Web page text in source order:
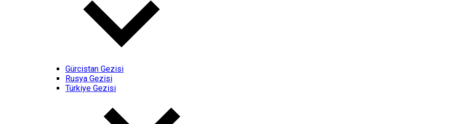
Gürcistan Gezisi
Rusya Gezisi
Türkiye Gezisi